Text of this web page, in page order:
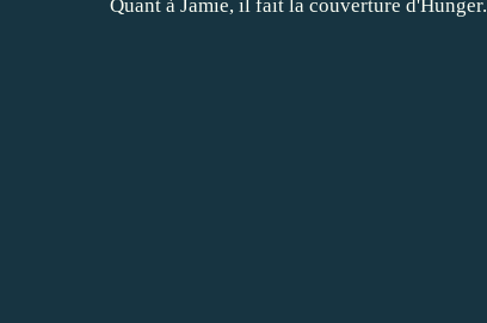
Quant à Jamie, il fait la couverture d'Hunger.